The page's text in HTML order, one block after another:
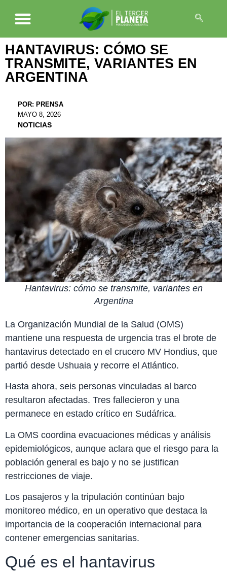
HANTAVIRUS: CÓMO SE
TRANSMITE, VARIANTES EN
ARGENTINA
POR: PRENSA
MAYO 8, 2026
NOTICIAS
Hantavirus: cómo se transmite, variantes en
Argentina
La Organización Mundial de la Salud (OMS)
mantiene una respuesta de urgencia tras el brote de
hantavirus detectado en el crucero MV Hondius, que
partió desde Ushuaia y recorre el Atlántico.
Hasta ahora, seis personas vinculadas al barco
resultaron afectadas. Tres fallecieron y una
permanece en estado crítico en Sudáfrica.
La OMS coordina evacuaciones médicas y análisis
epidemiológicos, aunque aclara que el riesgo para la
población general es bajo y no se justifican
restricciones de viaje.
Los pasajeros y la tripulación continúan bajo
monitoreo médico, en un operativo que destaca la
importancia de la cooperación internacional para
contener emergencias sanitarias.
Qué es el hantavirus